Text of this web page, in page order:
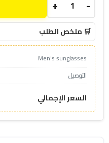
-
+
🛒 ملخص الطلب
Men's sunglasses
التوصيل
السعر الإجمالي